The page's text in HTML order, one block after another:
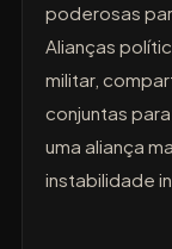
poderosas
Alianças
militar,
conjuntas
uma aliança
instabilidade